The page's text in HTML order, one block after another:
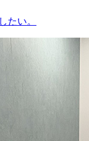
たい。